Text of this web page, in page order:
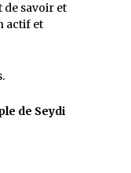
savoir et
actif et
de Seydi